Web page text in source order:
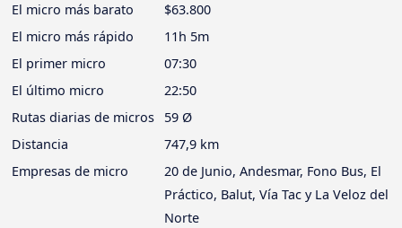
El micro más barato
$63.800
El micro más rápido
11h 5m
El primer micro
07:30
El último micro
22:50
Rutas diarias de micros
59 Ø
Distancia
747,9 km
Empresas de micro
20 de Junio, Andesmar, Fono Bus, El
Práctico, Balut, Vía Tac y La Veloz del
Norte